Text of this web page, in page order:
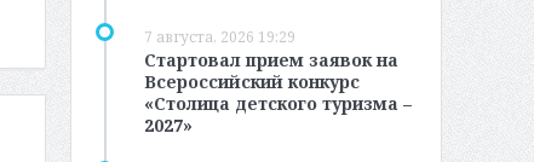
7 августа, 2026 19:29
Стартовал прием заявок на
Всероссийский конкурс
«Столица детского туризма –
2027»